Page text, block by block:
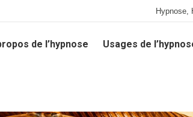
Hypnose,
de l’hypnose Usages de
de l’hypnose Usages de